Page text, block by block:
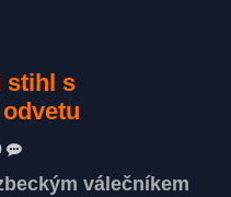
stihl s
válečníkem